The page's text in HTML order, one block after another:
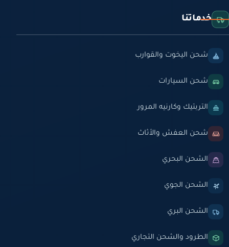
خدماتنا
شحن اليخوت والقوارب
شحن السيارات
التربتيك وكارنيه المرور
شحن العفش والأثاث
الشحن البحري
الشحن الجوي
الشحن البري
الطرود والشحن التجاري